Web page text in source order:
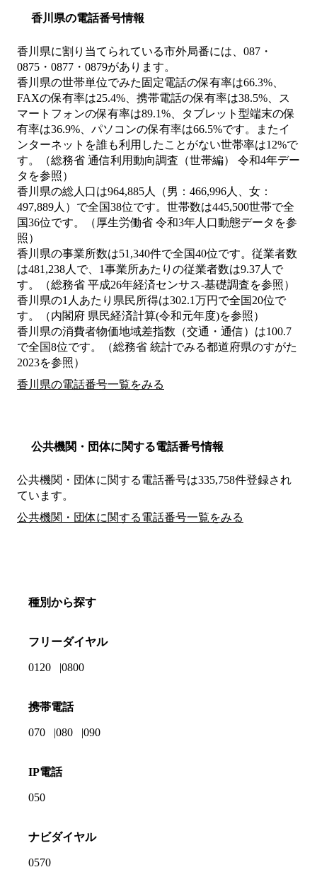
香川県の電話番号情報
香川県に割り当てられている市外局番には、087・
0875・0877・0879があります。
香川県の世帯単位でみた固定電話の保有率は66.3%、
FAXの保有率は25.4%、携帯電話の保有率は38.5%、ス
マートフォンの保有率は89.1%、タブレット型端末の保
有率は36.9%、パソコンの保有率は66.5%です。またイ
ンターネットを誰も利用したことがない世帯率は12%で
す。（総務省 通信利用動向調査（世帯編） 令和4年デー
タを参照）
香川県の総人口は964,885人（男：466,996人、女：
497,889人）で全国38位です。世帯数は445,500世帯で全
国36位です。（厚生労働省 令和3年人口動態データを参
照）
香川県の事業所数は51,340件で全国40位です。従業者数
は481,238人で、1事業所あたりの従業者数は9.37人で
す。（総務省 平成26年経済センサス‐基礎調査を参照）
香川県の1人あたり県民所得は302.1万円で全国20位で
す。（内閣府 県民経済計算(令和元年度)を参照）
香川県の消費者物価地域差指数（交通・通信）は100.7
で全国8位です。（総務省 統計でみる都道府県のすがた
2023を参照）
香川県の電話番号一覧をみる
公共機関・団体に関する電話番号情報
公共機関・団体に関する電話番号は335,758件登録され
ています。
公共機関・団体に関する電話番号一覧をみる
種別から探す
フリーダイヤル
0120 0800
携帯電話
070 080 090
IP電話
050
ナビダイヤル
0570